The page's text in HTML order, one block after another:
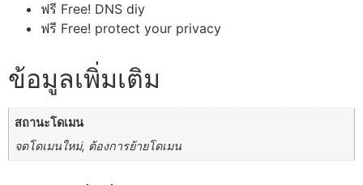
ฟรี Free! DNS diy
ฟรี Free! protect your privacy
ข้อมูลเพิ่มเติม
สถานะโดเมน
จดโดเมนใหม่, ต้องการย้ายโดเมน